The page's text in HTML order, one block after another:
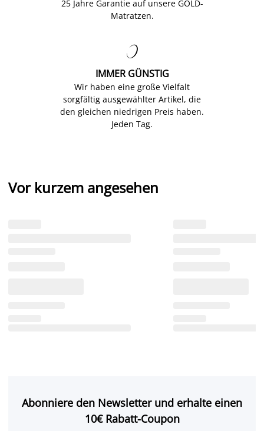
25 Jahre Garantie auf unsere GOLD-
Matratzen.

IMMER GÜNSTIG
Wir haben eine große Vielfalt
sorgfältig ausgewählter Artikel, die
den gleichen niedrigen Preis haben.
Jeden Tag.
Vor kurzem angesehen
Abonniere den Newsletter und erhalte einen
10€ Rabatt-Coupon